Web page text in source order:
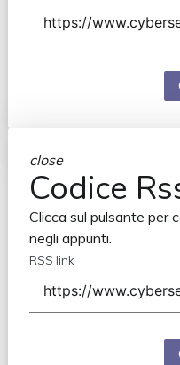
close
Codice
Clicca sul pulsante per
negli appunti.
RSS link